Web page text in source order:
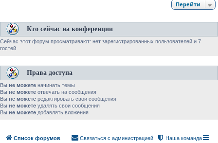
Перейти
Кто сейчас на конференции
Сейчас этот форум просматривают: нет зарегистрированных пользователей и 7
гостей
Права доступа
Вы не можете начинать темы
Вы не можете отвечать на сообщения
Вы не можете редактировать свои сообщения
Вы не можете удалять свои сообщения
Вы не можете добавлять вложения
Список форумов Наша команда
Связаться с администрацией